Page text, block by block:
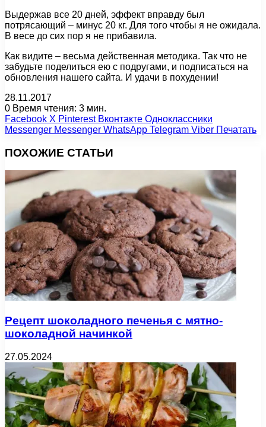
Выдержав все 20 дней, эффект вправду был
потрясающий – минус 20 кг. Для того чтобы я не ожидала.
В весе до сих пор я не прибавила.
Как видите – весьма действенная методика. Так что не
забудьте поделиться ею с подругами, и подписаться на
обновления нашего сайта. И удачи в похудении!
28.11.2017
0 Время чтения: 3 мин.
Facebook X Pinterest Вконтакте Одноклассники
Messenger Messenger WhatsApp Telegram Viber Печатать
ПОХОЖИЕ СТАТЬИ
Рецепт шоколадного печенья с мятно-
шоколадной начинкой
27.05.2024